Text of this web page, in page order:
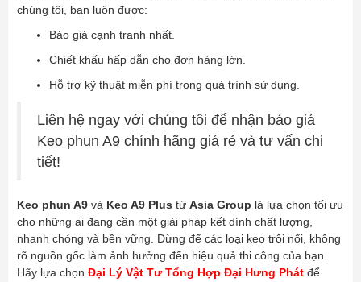
chúng tôi, bạn luôn được:
Báo giá cạnh tranh nhất.
Chiết khấu hấp dẫn cho đơn hàng lớn.
Hỗ trợ kỹ thuật miễn phí trong quá trình sử dụng.
Liên hệ ngay với chúng tôi để nhận báo giá
Keo phun A9 chính hãng giá rẻ và tư vấn chi
tiết!
Keo phun A9 và Keo A9 Plus từ Asia Group là lựa chọn tối ưu
cho những ai đang cần một giải pháp kết dính chất lượng,
nhanh chóng và bền vững. Đừng để các loại keo trôi nổi, không
rõ nguồn gốc làm ảnh hưởng đến hiệu quả thi công của bạn.
Hãy lựa chọn Đại Lý Vật Tư Tổng Hợp Đại Hưng Phát để